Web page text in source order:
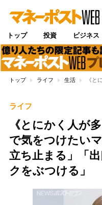
トップ 投資 ビジネス
トップ ライフ 生活 《と
ライフ
《とにかく人が
で気をつけたい
立ち止まる」「
クをぶつける」